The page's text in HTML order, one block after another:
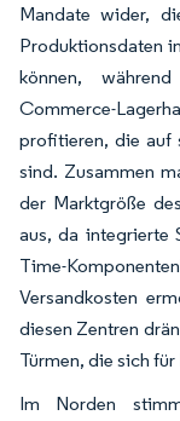
Mandate wider,
Produktionsdaten
können,
Commerce-
profitieren, die auf
sind. Zusammen
der Marktgröße
aus, da integrierte
Time-
Versandkosten
diesen Zentren
Türmen, die sich
Im Norden